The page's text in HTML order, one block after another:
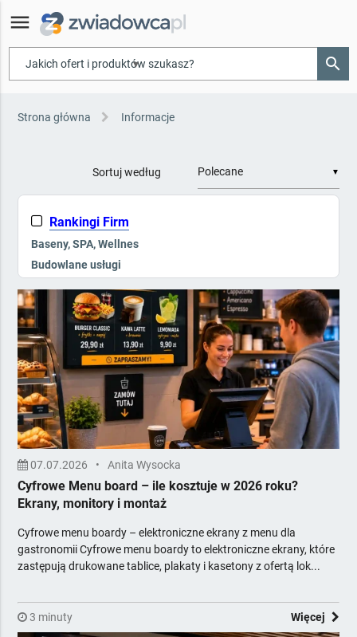
menu
▾ search
Strona główna Informacje
Sortuj według ▼
Rankingi Firm
Baseny, SPA, Wellnes
Budowlane usługi
Kompleksowe wyposażenie
Kontrola dostępu, Ppoż
Mała architektura i zieleń
Meble
Minibary, Sejfy, Zamki
Multimedia i nagłośnienie
Menu Board, cyfrowe menu
Systemy AV
Systemy nagłośnienia
Odnawialne Źródła Energii
Ogrzewanie i opał
Opakowania
Oświetlenie, elektryka
Piekarnictwo i cukiernictwo
Pralnictwo
07.07.2026 • Anita Wysocka
Cyfrowe Menu board – ile kosztuje w 2026 roku?
Ekrany, monitory i montaż
Cyfrowe menu boardy – elektroniczne ekrany z menu dla
gastronomii Cyfrowe menu boardy to elektroniczne ekrany, które
zastępują drukowane tablice, plakaty i kasetony z ofertą lok...
3 minuty Więcej